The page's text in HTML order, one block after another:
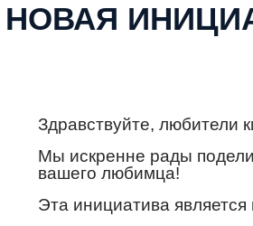
НОВАЯ
Здравствуйте, любители
Мы искренне рады
вашего любимца!
Эта инициатива